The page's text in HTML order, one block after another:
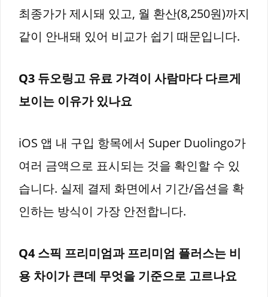
최종가가 제시돼 있고, 월 환산(8,250원)까지
같이 안내돼 있어 비교가 쉽기 때문입니다.
Q3 듀오링고 유료 가격이 사람마다 다르게
보이는 이유가 있나요
iOS 앱 내 구입 항목에서 Super Duolingo가
여러 금액으로 표시되는 것을 확인할 수 있
습니다. 실제 결제 화면에서 기간/옵션을 확
인하는 방식이 가장 안전합니다.
Q4 스픽 프리미엄과 프리미엄 플러스는 비
용 차이가 큰데 무엇을 기준으로 고르나요